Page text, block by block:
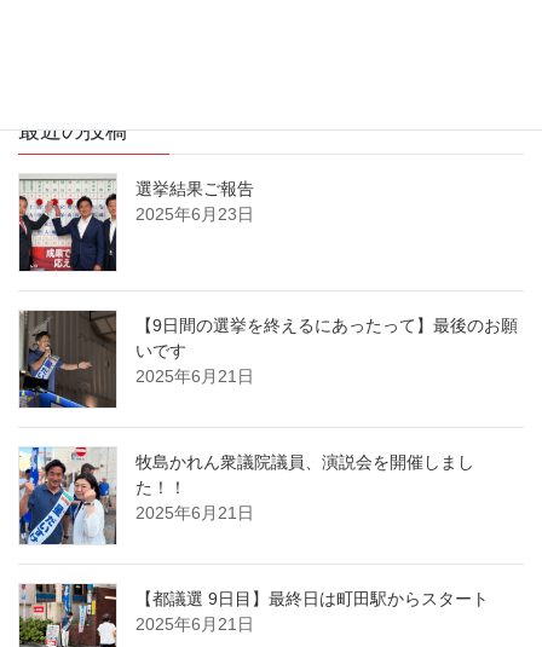
最近の投稿
選挙結果ご報告
2025年6月23日
【9日間の選挙を終えるにあったって】最後のお願
いです
2025年6月21日
牧島かれん衆議院議員、演説会を開催しまし
た！！
2025年6月21日
【都議選 9日目】最終日は町田駅からスタート
2025年6月21日